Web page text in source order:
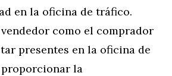
en la oficina de tráfico.
como el comprador
presentes en la oficina de
la